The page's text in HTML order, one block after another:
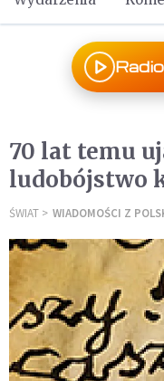
70 lat temu
ludobójstwo
ŚWIAT WIADOMOŚCI Z